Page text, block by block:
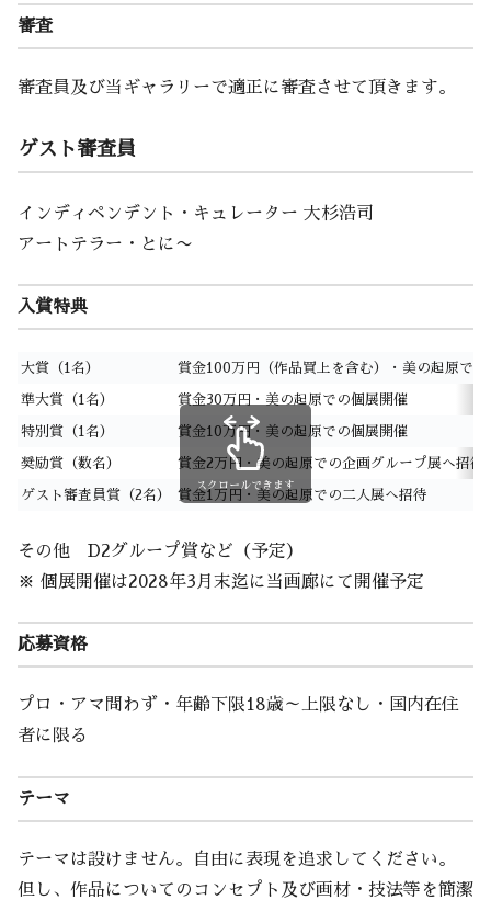
審査
審査員及び当ギャラリーで適正に審査させて頂きます。
ゲスト審査員
インディペンデント・キュレーター 大杉浩司
アートテラー・とに〜
入賞特典
大賞（1名） 賞金100万円（作品買上を含む）・美の起原での
準大賞（1名） 賞金30万円・美の起原での個展開催
特別賞（1名） 賞金10万円・美の起原での個展開催
奨励賞（数名） 賞金2万円・美の起原での企画グループ展へ招待
ゲスト審査員賞（2名） 賞金1万円・美の起原での二人展へ招待
スクロールできます
その他 D2グループ賞など（予定）
※ 個展開催は2028年3月末迄に当画廊にて開催予定
応募資格
プロ・アマ問わず・年齢下限18歳～上限なし・国内在住
者に限る
テーマ
テーマは設けません。自由に表現を追求してください。
但し、作品についてのコンセプト及び画材・技法等を簡潔